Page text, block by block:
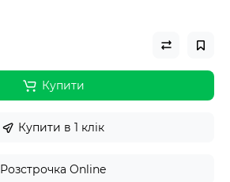
Купити
Купити в 1 клік
Розстрочка Online